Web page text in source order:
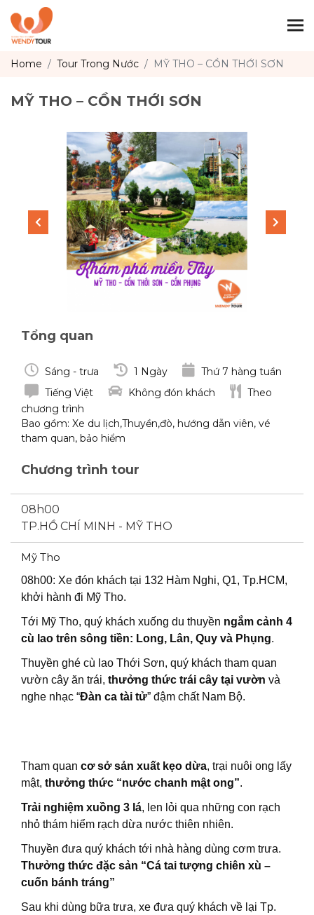
Home Tour Trong Nước MỸ THO – CỒN THỚI SƠN
MỸ THO – CỒN THỚI SƠN
Tổng quan
Sáng - trưa 1 Ngày
Thứ 7 hàng tuần
Tiếng Việt
Không đón khách
Theo
chương trình
Bao gồm: Xe du lịch,Thuyền,đò, hướng dẫn viên, vé
tham quan, bảo hiểm
Chương trình tour
08h00
TP.HỒ CHÍ MINH - MỸ THO
Mỹ Tho
08h00: Xe đón khách tại 132 Hàm Nghi, Q1, Tp.HCM,
khởi hành đi Mỹ Tho.
Tới Mỹ Tho, quý khách xuống du thuyền ngắm cảnh 4
cù lao trên sông tiền: Long, Lân, Quy và Phụng.
Thuyền ghé cù lao Thới Sơn, quý khách tham quan
vườn cây ăn trái, thưởng thức trái cây tại vườn và
nghe nhạc “Đàn ca tài tử” đậm chất Nam Bộ.
Tham quan cơ sở sản xuất kẹo dừa, trại nuôi ong lấy
mật, thưởng thức “nước chanh mật ong”.
Trải nghiệm xuồng 3 lá, len lỏi qua những con rạch
nhỏ thám hiểm rạch dừa nước thiên nhiên.
Thuyền đưa quý khách tới nhà hàng dùng cơm trưa.
Thưởng thức đặc sản “Cá tai tượng chiên xù –
cuốn bánh tráng”
Sau khi dùng bữa trưa, xe đưa quý khách về lại Tp.